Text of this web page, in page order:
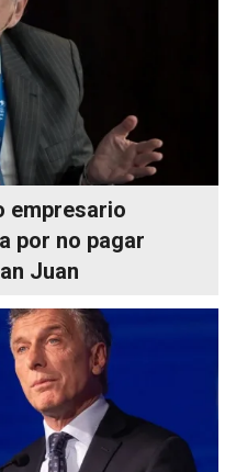
empresario
por no pagar
Juan